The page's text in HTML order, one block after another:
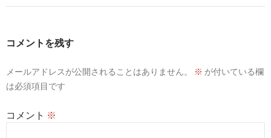
ゲ
ョ
コメントを残す
メールアドレスが公開されることはありません。 ※ が付いている欄
は必須項目です
コメント ※